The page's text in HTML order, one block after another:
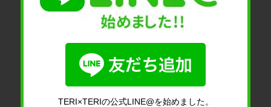
TERI×TERIの公式LINE@を始めました。